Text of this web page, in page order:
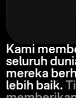
Kami
seluruh
mereka
lebih baik.